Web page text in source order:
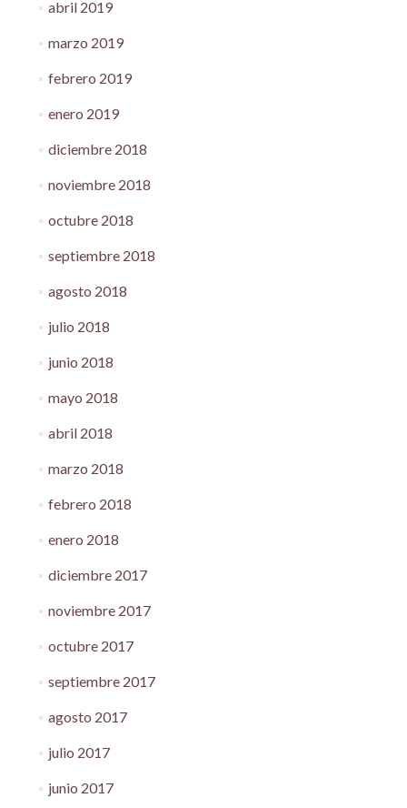
abril 2019
marzo 2019
febrero 2019
enero 2019
diciembre 2018
noviembre 2018
octubre 2018
septiembre 2018
agosto 2018
julio 2018
junio 2018
mayo 2018
abril 2018
marzo 2018
febrero 2018
enero 2018
diciembre 2017
noviembre 2017
octubre 2017
septiembre 2017
agosto 2017
julio 2017
junio 2017